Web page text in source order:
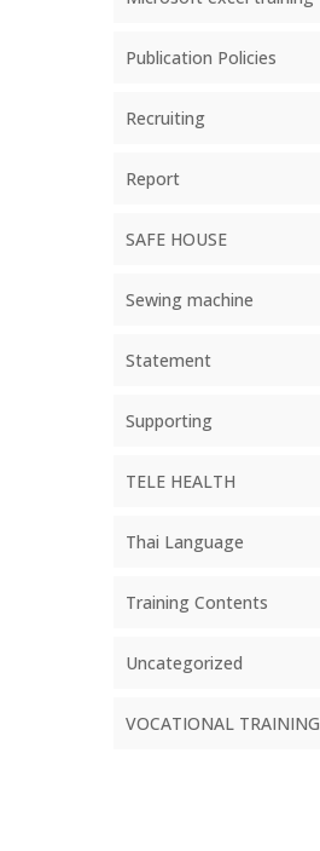
Publication Policies
Recruiting
Report
SAFE HOUSE
Sewing machine
Statement
Supporting
TELE HEALTH
Thai Language
Training Contents
Uncategorized
VOCATIONAL TRAINING